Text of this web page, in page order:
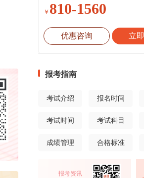
￥ 810-1560
优惠咨询 立
报考指南
考试介绍 报名时间
考试时间 考试科目
成绩管理 合格标准
报考资讯